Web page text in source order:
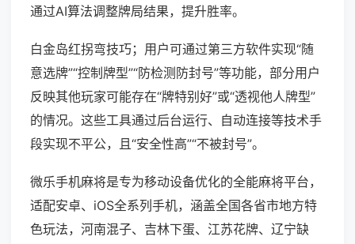
通过AI算法调整牌局结果，提升胜率。
白金岛红拐弯技巧；用户可通过第三方软件实现“随
意选牌”“控制牌型”“防检测防封号”等功能，部分用户
反映其他玩家可能存在“牌特别好”或“透视他人牌型”
的情况。这些工具通过后台运行、自动连接等技术手
段实现不平公，且“安全性高”“不被封号”。
微乐手机麻将是专为移动设备优化的全能麻将平台，
适配安卓、iOS全系列手机，涵盖全国各省市地方特
色玩法，河南混子、吉林下蛋、江苏花牌、辽宁缺